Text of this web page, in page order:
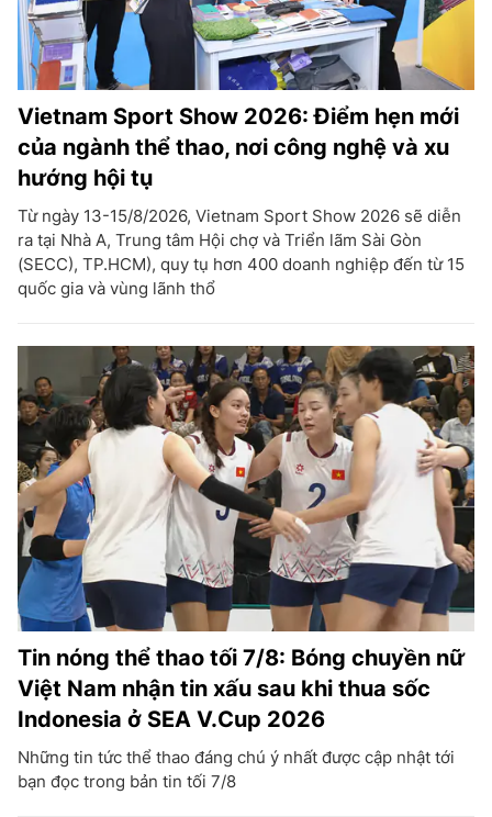
Vietnam Sport Show 2026: Điểm hẹn mới
của ngành thể thao, nơi công nghệ và xu
hướng hội tụ
Từ ngày 13-15/8/2026, Vietnam Sport Show 2026 sẽ diễn
ra tại Nhà A, Trung tâm Hội chợ và Triển lãm Sài Gòn
(SECC), TP.HCM), quy tụ hơn 400 doanh nghiệp đến từ 15
quốc gia và vùng lãnh thổ
Tin nóng thể thao tối 7/8: Bóng chuyền nữ
Việt Nam nhận tin xấu sau khi thua sốc
Indonesia ở SEA V.Cup 2026
Những tin tức thể thao đáng chú ý nhất được cập nhật tới
bạn đọc trong bản tin tối 7/8